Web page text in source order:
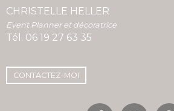
CHRISTELLE HELLER
Event Planner et décoratrice
Tél. 06 19 27 63 35
CONTACTEZ-MOI